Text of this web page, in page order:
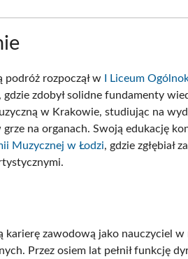
podróż rozpoczął w
I Liceum
, gdzie zdobył solidne fundamenty
w Krakowie, studiując na
na organach. Swoją edukację
Muzycznej w Łodzi, gdzie zgłębiał
karierę zawodową jako nauczyciel w
Przez osiem lat pełnił funkcję